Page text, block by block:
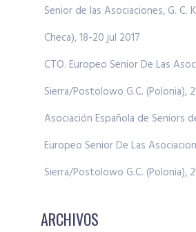
Senior de las Asociaciones, G. C.
Checa), 18-20 jul 2017
CTO. Europeo Senior De Las
Sierra/Postolowo G.C. (Polonia),
Asociación Española de Seniors
Europeo Senior De Las
Sierra/Postolowo G.C. (Polonia),
ARCHIVOS